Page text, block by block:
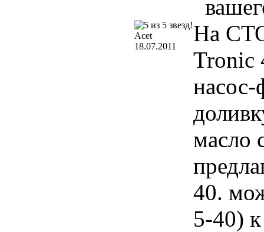
Acet
18.07.2011
На
Tronic
насос-
масло
40.
5-40)